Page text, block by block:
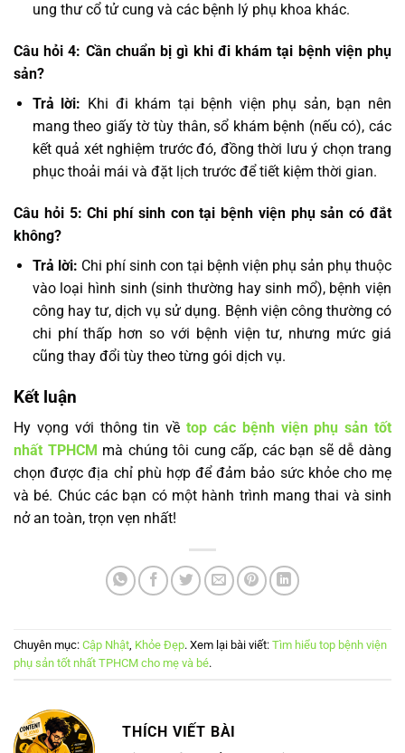
ung thư cổ tử cung và các bệnh lý phụ khoa khác.
Câu hỏi 4: Cần chuẩn bị gì khi đi khám tại bệnh viện phụ
sản?
Trả lời: Khi đi khám tại bệnh viện phụ sản, bạn nên
mang theo giấy tờ tùy thân, sổ khám bệnh (nếu có), các
kết quả xét nghiệm trước đó, đồng thời lưu ý chọn trang
phục thoải mái và đặt lịch trước để tiết kiệm thời gian.
Câu hỏi 5: Chi phí sinh con tại bệnh viện phụ sản có đắt
không?
Trả lời: Chi phí sinh con tại bệnh viện phụ sản phụ thuộc
vào loại hình sinh (sinh thường hay sinh mổ), bệnh viện
công hay tư, dịch vụ sử dụng. Bệnh viện công thường có
chi phí thấp hơn so với bệnh viện tư, nhưng mức giá
cũng thay đổi tùy theo từng gói dịch vụ.
Kết luận
Hy vọng với thông tin về top các bệnh viện phụ sản tốt
nhất TPHCM mà chúng tôi cung cấp, các bạn sẽ dễ dàng
chọn được địa chỉ phù hợp để đảm bảo sức khỏe cho mẹ
và bé. Chúc các bạn có một hành trình mang thai và sinh
nở an toàn, trọn vẹn nhất!
Chuyên mục: Cập Nhật Khỏe Đẹp. Xem lại bài viết: Tìm hiểu top bệnh viện
phụ sản tốt nhất TPHCM cho mẹ và bé.
THÍCH VIẾT BÀI